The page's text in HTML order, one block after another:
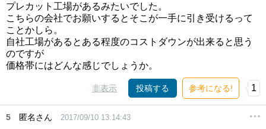
プレカット工場があるみたいでした。
こちらの会社でお願いするとそこが一手に引き受けるって
ことかしら。
自社工場があるとある程度のコストダウンが出来ると思う
のですが
価格帯にはどんな感じでしょうか。
非表示 投稿する 参考になる! 1
5 匿名さん 2017/09/10 13:14:43